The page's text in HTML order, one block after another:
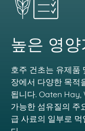
높은 영양
호주 건초는 유제품
장에서 다양한 목적
됩니다. Oaten Hay,
가능한 섬유질의 주
급 사료의 일부로 먹